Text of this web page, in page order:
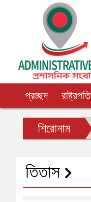
প্রচ্ছদ রাষ্ট্রপতি
শিরোনাম
তিতাস